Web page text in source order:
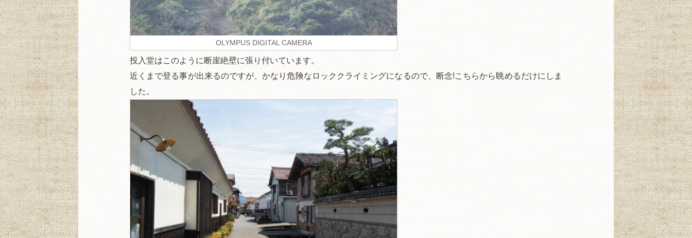
OLYMPUS DIGITAL CAMERA
投入堂はこのように断崖絶壁に張り付いています。
近くまで登る事が出来るのですが、かなり危険なロッククライミングになるので、断念!こちらから眺めるだけにしま
した。